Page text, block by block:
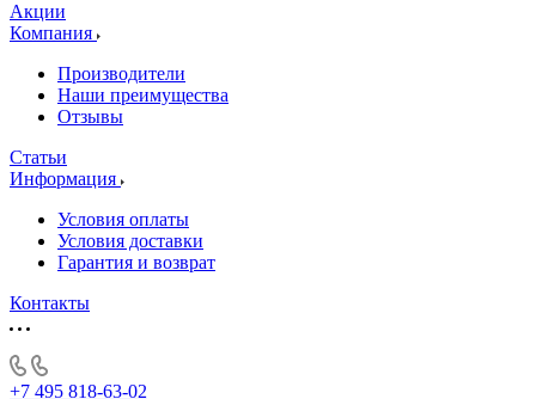
Акции
Компания
Производители
Наши преимущества
Отзывы
Статьи
Информация
Условия оплаты
Условия доставки
Гарантия и возврат
Контакты
+7 495 818-63-02